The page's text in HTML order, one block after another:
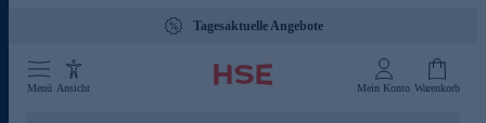
Tagesaktuelle Angebote
Menü Ansicht Mein Konto Warenkorb